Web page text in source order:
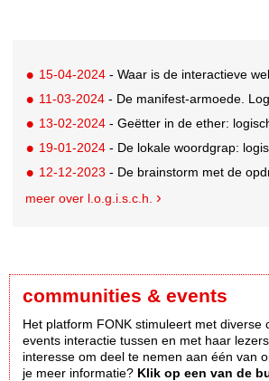
15-04-2024 - Waar is de interactieve
11-03-2024 - De manifest-armoede.
13-02-2024 - Geëtter in de ether:
19-01-2024 - De lokale woordgrap:
12-12-2023 - De brainstorm met de
meer over l.o.g.i.s.c.h.
communities & events
Het platform FONK stimuleert met diverse
events interactie tussen en met haar
interesse om deel te nemen aan één van
je meer informatie? Klik op een van de